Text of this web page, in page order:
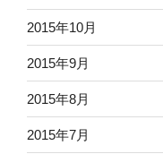
2015年10月
2015年9月
2015年8月
2015年7月